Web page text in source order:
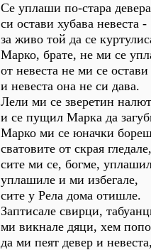
Се уплаши по-стара
си остави хубава невеста -
за живо той да се
Марко, брате, не ми се
от невеста не ми се остави
и невеста она не си дава.
Лели ми се зверетин
и се пущил Марка да
Марко ми се юначки
сватовите от скрая гледале,
сите ми се, богме,
уплашиле и ми избегале,
сите у Рела дома отишле.
Заптисале свирци,
ми викнале дяци, хем
да ми пеят девер и